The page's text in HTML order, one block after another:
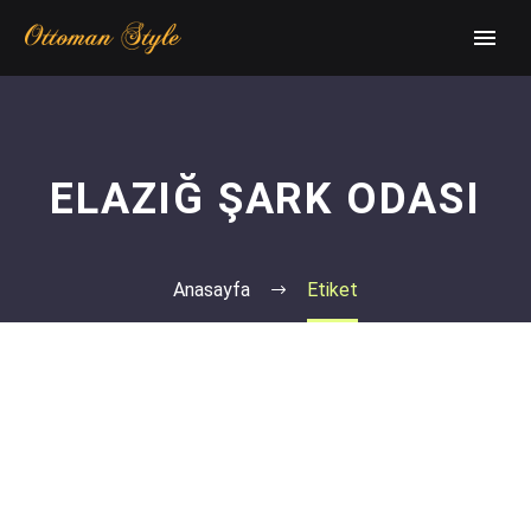
ELAZIĞ ŞARK ODASI
Anasayfa Etiket